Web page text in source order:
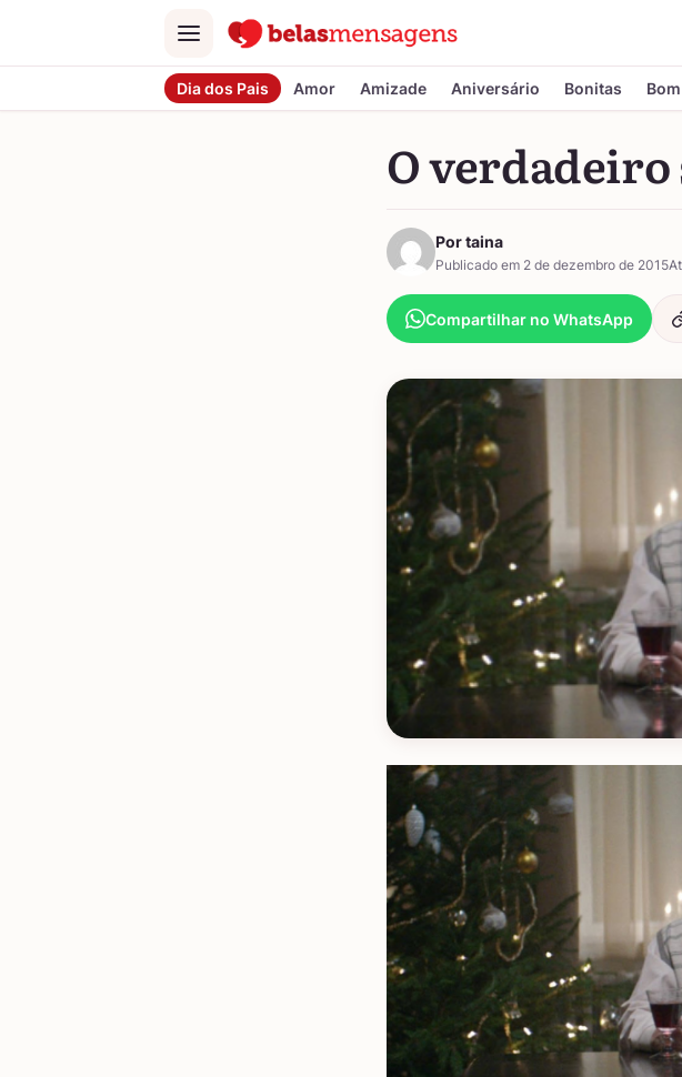
Menu
Dia dos Pais Amor Amizade Aniversário Bonitas
O
Por taina
Publicado em 2 de dezembro de 2015
Compartilhar no WhatsApp